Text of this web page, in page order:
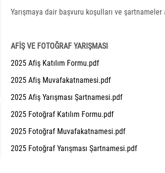
Yarışmaya dair başvuru koşulları ve şartnameler
AFİŞ VE FOTOĞRAF YARIŞMASI
2025 Afiş Katılım Formu.pdf
2025 Afiş Muvafakatnamesi.pdf
2025 Afiş Yarışması Şartnamesi.pdf
2025 Fotoğraf Katılım Formu.pdf
2025 Fotoğraf Muvafakatnamesi.pdf
2025 Fotoğraf Yarışması Şartnamesi.pdf